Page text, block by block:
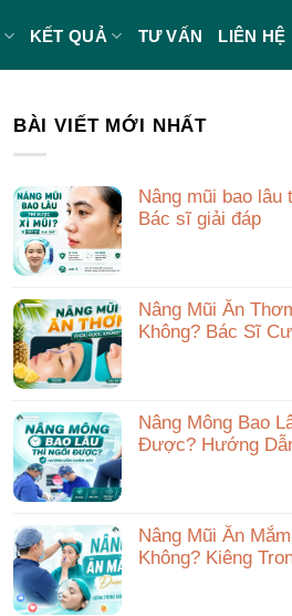
KẾT QUẢ TƯ VẤN LIÊN HỆ
BÀI VIẾT MỚI NHẤT
Nâng mũi bao
Bác sĩ giải đáp
Nâng Mũi Ăn
Không? Bác Sĩ
Nâng Mông Bao
Được? Hướng
Nâng Mũi Ăn
Không? Kiêng